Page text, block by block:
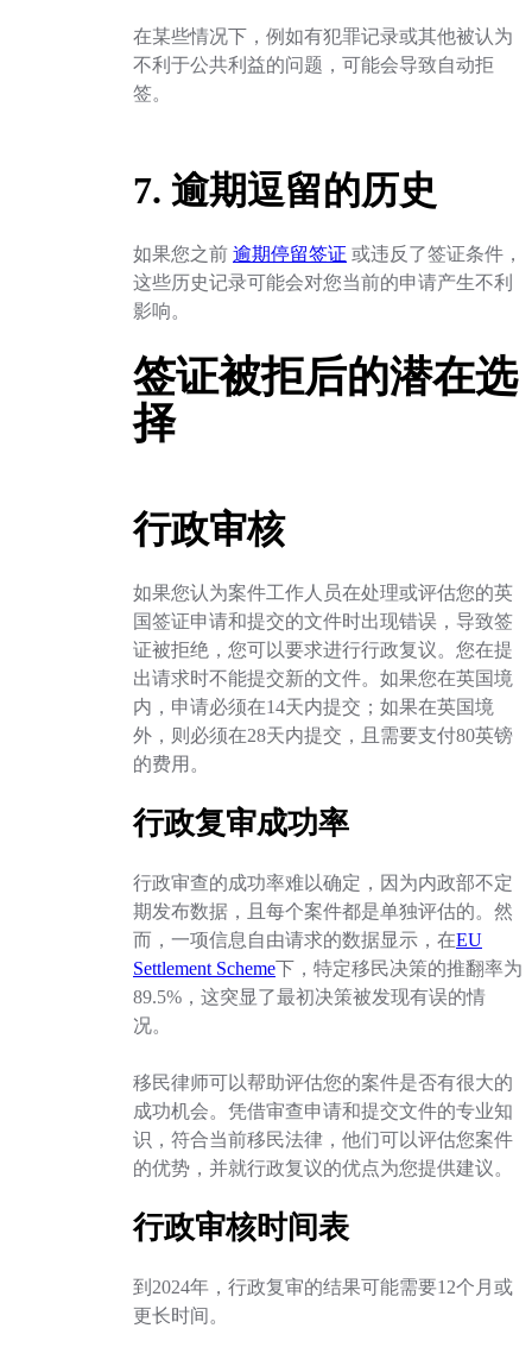
在某些情况下，例如有犯罪记录或其他被认为
不利于公共利益的问题，可能会导致自动拒
签。
7. 逾期逗留的历史
如果您之前 逾期停留签证 或违反了签证条件，
这些历史记录可能会对您当前的申请产生不利
影响。
签证被拒后的潜在选
择
行政审核
如果您认为案件工作人员在处理或评估您的英
国签证申请和提交的文件时出现错误，导致签
证被拒绝，您可以要求进行行政复议。您在提
出请求时不能提交新的文件。如果您在英国境
内，申请必须在14天内提交；如果在英国境
外，则必须在28天内提交，且需要支付80英镑
的费用。
行政复审成功率
行政审查的成功率难以确定，因为内政部不定
期发布数据，且每个案件都是单独评估的。然
而，一项信息自由请求的数据显示，在EU
Settlement Scheme下，特定移民决策的推翻率为
89.5%，这突显了最初决策被发现有误的情
况。
移民律师可以帮助评估您的案件是否有很大的
成功机会。凭借审查申请和提交文件的专业知
识，符合当前移民法律，他们可以评估您案件
的优势，并就行政复议的优点为您提供建议。
行政审核时间表
到2024年，行政复审的结果可能需要12个月或
更长时间。